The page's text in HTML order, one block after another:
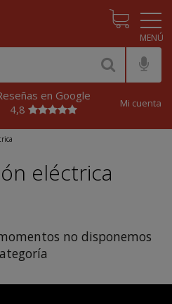
en Google
4,8
Mi cuenta
eléctrica
no disponemos